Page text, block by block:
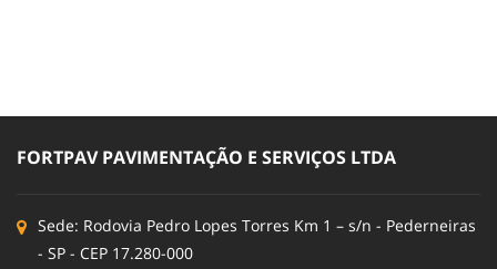
FORTPAV PAVIMENTAÇÃO E SERVIÇOS LTDA
Sede: Rodovia Pedro Lopes Torres Km 1 – s/n - Pederneiras
- SP - CEP 17.280-000